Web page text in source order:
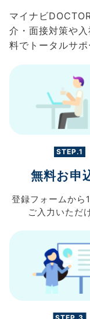
マイナビ
介・面接対策や
料でトータルサポ
STEP.1
無料お申
登録フォームから
ご入力 いただ